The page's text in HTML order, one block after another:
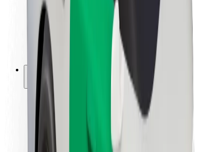
Ledning
Varumärke
Media
Urban Fund
Säkerhet
Kundsäkerhet
Förarsäkerhet
Scootersäkerhet
Säkerhetslabb